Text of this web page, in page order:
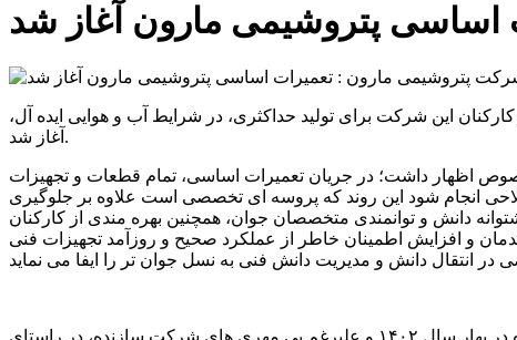
پتروشیمی مارون آغاز شد
این شرکت برای تولید حداکثری، در شرایط آب و هوایی ایده آل،
آغاز شد.
اظهار داشت؛ در جریان تعمیرات اساسی، تمام قطعات و تجهیزات
انجام شود این روند که پروسه ای تخصصی است علاوه بر جلوگیری
دانش و توانمندی متخصصان جوان، همچنین بهره مندی از کارکنان
و افزایش اطمینان خاطر از عملکرد صحیح و روزآمد تجهیزات فنی
مدیران خلاق و کارکنان خدوم و کاردان شرکت پتروشیمی مارون با ده ها اورهال موفق، با پشت سرنهادن تعمیرات اساسی ۷۰ روزه در بهار سال ۱۴۰۲ و علیرغم بی مهری های شرکت سازنده، در راستای